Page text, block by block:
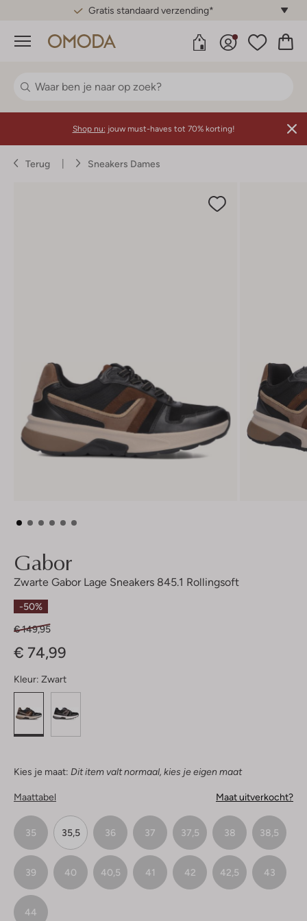
Gratis standaard verzending*
Menu
Shop nu: jouw must-haves tot 70% korting!
Terug Sneakers Dames
Gabor
Zwarte Gabor Lage Sneakers 845.1 Rollingsoft
-50%
€ 149,95
€ 74,99
Kleur: Zwart
Kies je maat: Dit item valt normaal, kies je eigen maat
Maattabel Maat uitverkocht?
35 35,5 36 37 37,5 38 38,5
39 40 40,5 41 42 42,5 43
44